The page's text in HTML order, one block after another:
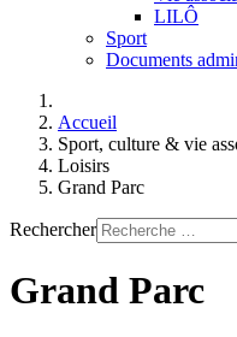
LILÔ
Sport
Documents
Accueil
Sport, culture & vie
Loisirs
Grand Parc
Rechercher
Grand Parc